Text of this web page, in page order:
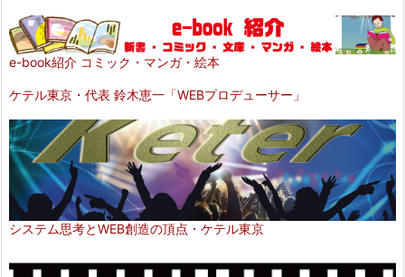
e-book紹介 コミック・マンガ・絵本
ケテル東京・代表 鈴木恵一「WEBプロデューサー」
システム思考とWEB創造の頂点・ケテル東京